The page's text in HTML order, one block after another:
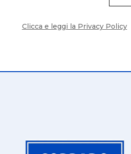
Clicca e leggi la Privacy Policy